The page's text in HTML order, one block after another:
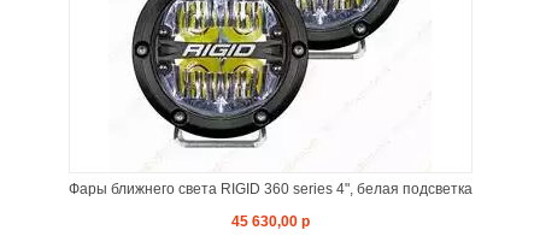
Фары ближнего света RIGID 360 series 4", белая подсветка
45 630,00 р